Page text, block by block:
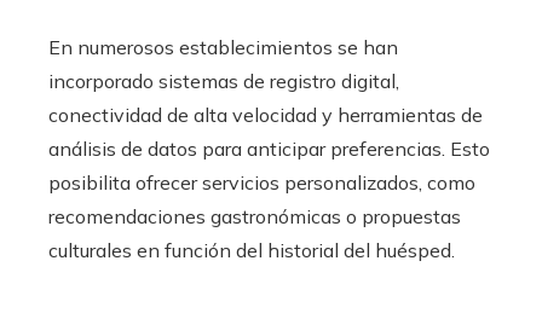
En numerosos establecimientos se han
incorporado sistemas de registro digital,
conectividad de alta velocidad y herramientas de
análisis de datos para anticipar preferencias. Esto
posibilita ofrecer servicios personalizados, como
recomendaciones gastronómicas o propuestas
culturales en función del historial del huésped.